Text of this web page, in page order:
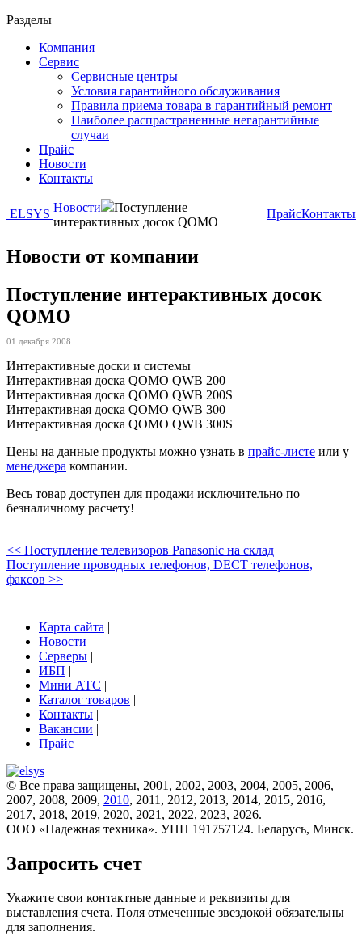
Разделы
Компания
Сервис
Сервисные центры
Условия гарантийного обслуживания
Правила приема товара в гарантийный ремонт
Наиболее распрастраненные негарантийные
случаи
Прайс
Новости
Контакты
ELSYS Новости
Поступление
интерактивных досок QOMO
ПрайсКонтакты
Новости от компании
Поступление интерактивных досок
QOMO
01 декабря 2008
Интерактивные доски и системы
Интерактивная доска QOMO QWB 200
Интерактивная доска QOMO QWB 200S
Интерактивная доска QOMO QWB 300
Интерактивная доска QOMO QWB 300S
Цены на данные продукты можно узнать в прайс-листе или у
менеджера компании.
Весь товар доступен для продажи исключительно по
безналичному расчету!
<< Поступление телевизоров Panasonic на склад
Поступление проводных телефонов, DECT телефонов,
факсов >>
Карта сайта |
Новости |
Серверы |
ИБП |
Мини АТС |
Каталог товаров |
Контакты |
Вакансии |
Прайс
© Все права защищены, 2001, 2002, 2003, 2004, 2005, 2006,
2007, 2008, 2009, 2010, 2011, 2012, 2013, 2014, 2015, 2016,
2017, 2018, 2019, 2020, 2021, 2022, 2023, 2026.
ООО «Надежная техника». УНП 191757124. Беларусь, Минск.
Запросить счет
Укажите свои контактные данные и реквизиты для
выставления счета. Поля отмеченные звездокой обязательны
для заполнения.